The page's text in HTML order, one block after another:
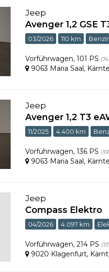
Jeep
Avenger 1,2 GSE
03/2026 110 km
Vorführwagen,101 PS
9063 Maria Saal,
Jeep
Avenger 1,2 T3
11/2025 4.400 km
Vorführwagen,136 PS
9063 Maria Saal,
Jeep
Compass Elektro
04/2026 4.097 km
Vorführwagen,214 PS
9020 Klagenfurt,